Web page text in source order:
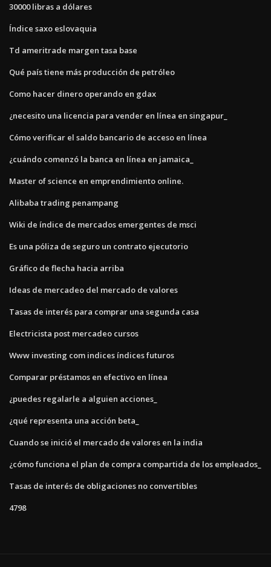
30000 libras a dólares
Índice saxo eslovaquia
Td ameritrade margen tasa base
Qué país tiene más producción de petróleo
Como hacer dinero operando en gdax
¿necesito una licencia para vender en línea en singapur_
Cómo verificar el saldo bancario de acceso en línea
¿cuándo comenzó la banca en línea en jamaica_
Master of science en emprendimiento online.
Alibaba trading penampang
Wiki de índice de mercados emergentes de msci
Es una póliza de seguro un contrato ejecutorio
Gráfico de flecha hacia arriba
Ideas de mercadeo del mercado de valores
Tasas de interés para comprar una segunda casa
Electricista post mercadeo cursos
Www investing com indices índices futuros
Comparar préstamos en efectivo en línea
¿puedes regalarle a alguien acciones_
¿qué representa una acción beta_
Cuando se inició el mercado de valores en la india
¿cómo funciona el plan de compra compartida de los empleados_
Tasas de interés de obligaciones no convertibles
4798